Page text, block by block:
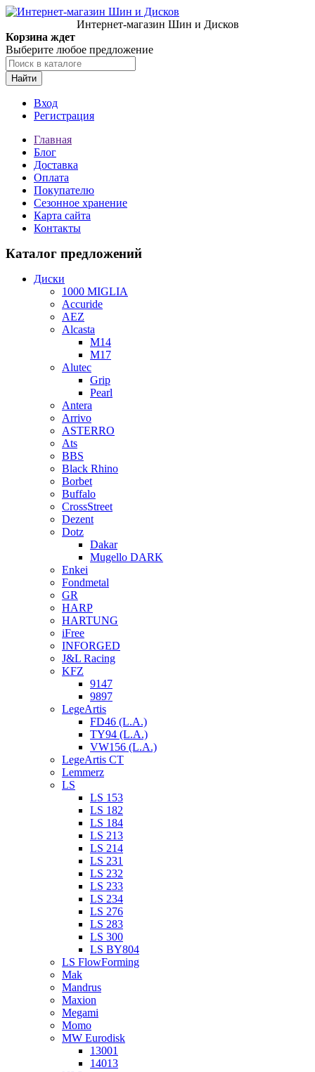
Интернет-магазин Шин и Дисков
Корзина ждет
Выберите любое предложение
Найти
Вход
Регистрация
Главная
Блог
Доставка
Оплата
Покупателю
Сезонное хранение
Карта сайта
Контакты
Каталог предложений
Диски
1000 MIGLIA
Accuride
AEZ
Alcasta
M14
M17
Alutec
Grip
Pearl
Antera
Arrivo
ASTERRO
Ats
BBS
Black Rhino
Borbet
Buffalo
CrossStreet
Dezent
Dotz
Dakar
Mugello DARK
Enkei
Fondmetal
GR
HARP
HARTUNG
iFree
INFORGED
J&L Racing
KFZ
9147
9897
LegeArtis
FD46 (L.A.)
TY94 (L.A.)
VW156 (L.A.)
LegeArtis CT
Lemmerz
LS
LS 153
LS 182
LS 184
LS 213
LS 214
LS 231
LS 232
LS 233
LS 234
LS 276
LS 283
LS 300
LS BY804
LS FlowForming
Mak
Mandrus
Maxion
Megami
Momo
MW Eurodisk
13001
14013